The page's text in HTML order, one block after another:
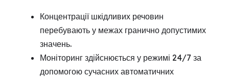
Концентрації шкідливих речовин
перебувають у межах гранично допустимих
значень.
Моніторинг здійснюється у режимі 24/7 за
допомогою сучасних автоматичних